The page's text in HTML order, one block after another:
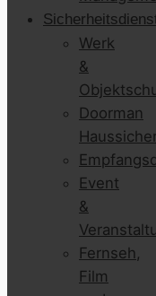
Werk
&
Doorman
Event
&
Fernseh,
Film